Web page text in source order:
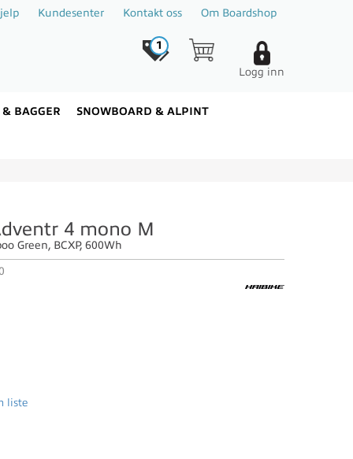
Kundesenter Kontakt oss Om Boardshop
Logg inn
1
BAGGER SNOWBOARD & ALPINT
4 mono M
Green, BCXP, 600Wh
liste